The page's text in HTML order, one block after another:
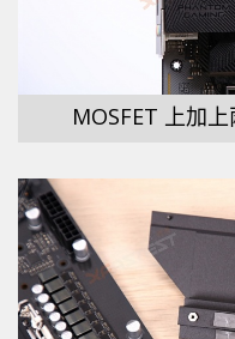
MOSFET 上加